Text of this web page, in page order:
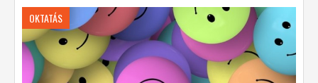
OKTATÁS